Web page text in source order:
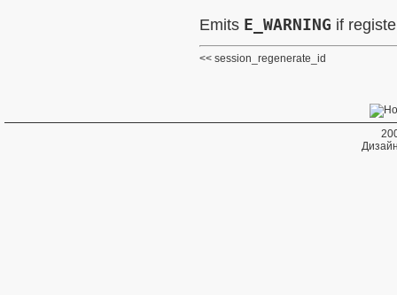
Emits E_WARNING if
session_regenerate_id